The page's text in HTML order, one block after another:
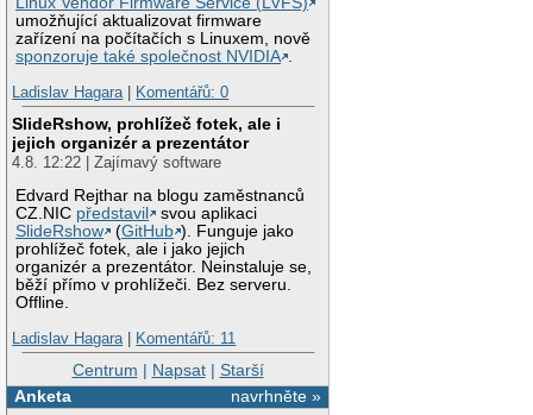
umožňující aktualizovat firmware
zařízení na počítačích s Linuxem, nově
sponzoruje také společnost NVIDIA .
Ladislav Hagara| Komentářů: 0
SlideRshow, prohlížeč fotek, ale i
jejich organizér a prezentátor
4.8. 12:22 | Zajímavý software
Edvard Rejthar na blogu zaměstnanců
CZ.NIC představil
svou aplikaci
SlideRshow
(GitHub ). Funguje jako
prohlížeč fotek, ale i jako jejich
organizér a prezentátor. Neinstaluje se,
běží přímo v prohlížeči. Bez serveru.
Offline.
Ladislav Hagara| Komentářů: 11
Centrum | Napsat| Starší
navrhněte »
Anketa